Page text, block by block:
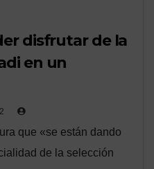
disfrutar de la
en un
que «se están dando
de la selección